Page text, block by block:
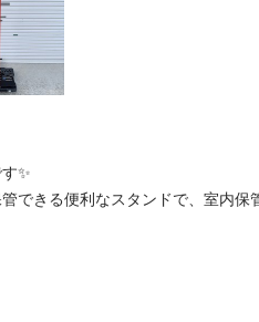
✨
できる便利なスタンドで、室内保